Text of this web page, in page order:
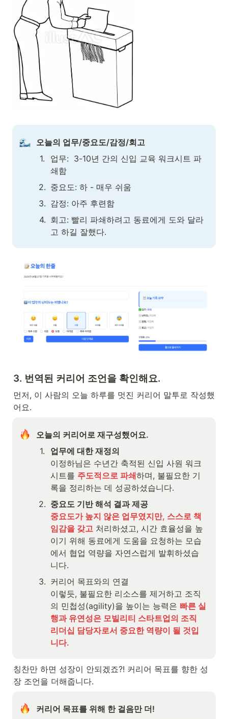
오늘의 업무/중요도/감정/회고
1.
업무:  3-10년 간의 신입 교육 워크시트 파
쇄함
2. 중요도: 하 - 매우 쉬움
3. 감정: 아주 후련함
4. 회고: 빨리 파쇄하려고 동료에게 도와 달라
고 하길 잘했다.
3. 번역된 커리어 조언을 확인해요.
먼저, 이 사람의 오늘 하루를 멋진 커리어 말투로 작성했
어요.
오늘의 커리어로 재구성했어요.
1.
업무에 대한 재정의
이정하님은 수년간 축적된 신입 사원 워크
시트를 주도적으로 파쇄하며, 불필요한 기
록을 정리하는 데 성공하셨습니다.
2. 중요도 기반 해석 결과 제공
중요도가 높지 않은 업무였지만, 스스로 책
임감을 갖고 처리하셨고, 시간 효율성을 높
이기 위해 동료에게 도움을 요청하는 모습
에서 협업 역량을 자연스럽게 발휘하셨습
니다.
3. 커리어 목표와의 연결
이렇듯, 불필요한 리소스를 제거하고 조직
의 민첩성(agility)을 높이는 능력은 빠른 실
행과 유연성은 모빌리티 스타트업의 조직
리더십 담당자로서 중요한 역량이 될 것입
니다.
칭찬만 하면 성장이 안되겠죠?! 커리어 목표를 향한 성
장 조언을 더해줍니다.
커리어 목표를 위해 한 걸음만 더!